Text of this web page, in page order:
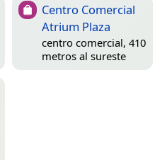
Centro Comercial
Atrium Plaza
centro comercial, 410
metros al sureste